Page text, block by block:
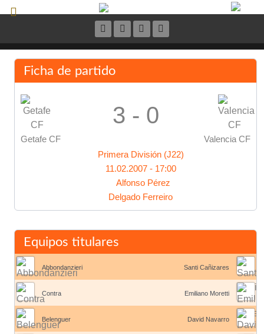
Ficha de partido
Getafe CF
3 - 0
Valencia CF
Primera División (J22)
11.02.2007 - 17:00
Alfonso Pérez
Delgado Ferreiro
Equipos titulares
Abbondanzieri
Contra
Belenguer
Santi Cañizares
Emiliano Moretti
David Navarro